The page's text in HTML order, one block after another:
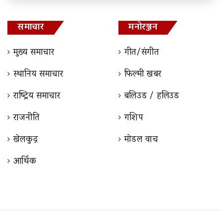
समाचार
मुख्य समाचार
स्थानिय समाचार
राष्ट्रिय समाचार
राजनीति
खेलकुद़़
आर्थिक
मनोरञ्जन
गीत/संगीत
फिल्मी खबर
बलिउड / हलिउड
गशिप
माेडल वाच